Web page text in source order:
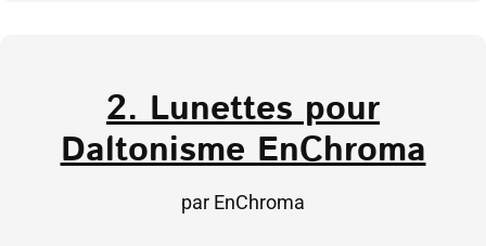
2. Lunettes pour
Daltonisme EnChroma
par EnChroma